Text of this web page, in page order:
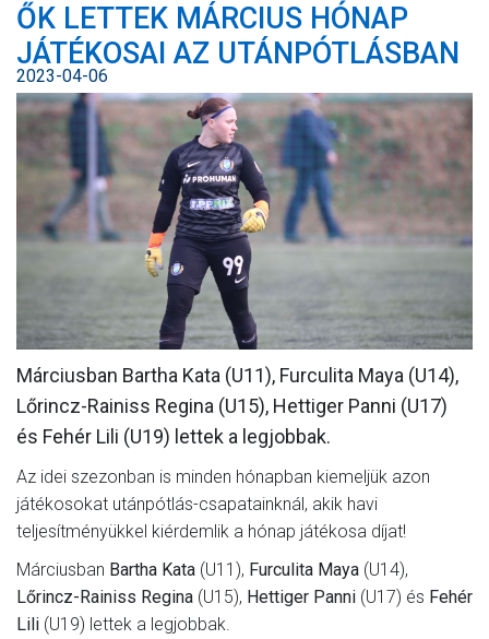
JEGYÉRTÉKESÍTÉS
WEBSHOP
STADION
EGYESÜLET
KAPCSOLAT
NYITÓLAP
HÍREK
CSAPAT
MÉRKŐZÉSEK
JELENTKEZÉS
KLUB
GALÉRIA
SZURKOLÓI ÉLMÉNYEK
ŐK LETTEK MÁRCIUS HÓNAP
JÁTÉKOSAI AZ UTÁNPÓTLÁSBAN
2023-04-06
Márciusban Bartha Kata (U11), Furculita Maya (U14),
Lőrincz-Rainiss Regina (U15), Hettiger Panni (U17)
és Fehér Lili (U19) lettek a legjobbak.
Az idei szezonban is minden hónapban kiemeljük azon
játékosokat utánpótlás-csapatainknál, akik havi
teljesítményükkel kiérdemlik a hónap játékosa díjat!
Márciusban Bartha Kata (U11), Furculita Maya (U14),
Lőrincz-Rainiss Regina (U15), Hettiger Panni (U17) és Fehér
Lili (U19) lettek a legjobbak.